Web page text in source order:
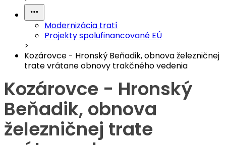
Modernizácia tratí
Projekty spolufinancované EÚ
>
Kozárovce - Hronský Beňadik, obnova železničnej
trate vrátane obnovy trakčného vedenia
Kozárovce - Hronský
Beňadik, obnova
železničnej trate